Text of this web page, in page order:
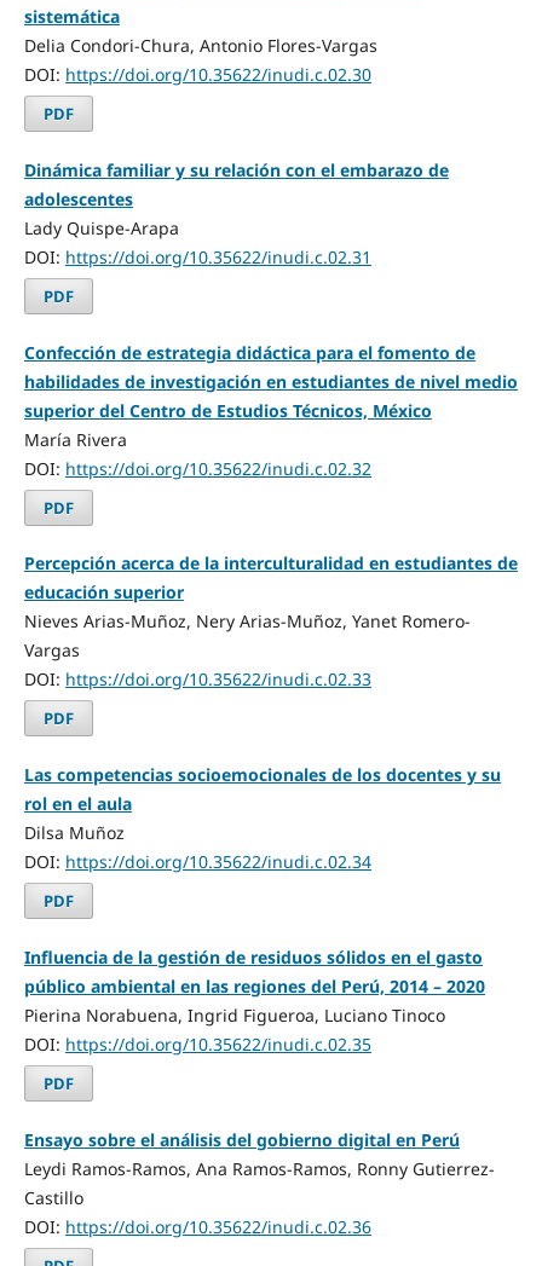
sistemática
Delia Condori-Chura, Antonio Flores-Vargas
DOI: https://doi.org/10.35622/inudi.c.02.30
PDF
Dinámica familiar y su relación con el embarazo de
adolescentes
Lady Quispe-Arapa
DOI: https://doi.org/10.35622/inudi.c.02.31
PDF
Confección de estrategia didáctica para el fomento de
habilidades de investigación en estudiantes de nivel medio
superior del Centro de Estudios Técnicos, México
María Rivera
DOI: https://doi.org/10.35622/inudi.c.02.32
PDF
Percepción acerca de la interculturalidad en estudiantes de
educación superior
Nieves Arias-Muñoz, Nery Arias-Muñoz, Yanet Romero-
Vargas
DOI: https://doi.org/10.35622/inudi.c.02.33
PDF
Las competencias socioemocionales de los docentes y su
rol en el aula
Dilsa Muñoz
DOI: https://doi.org/10.35622/inudi.c.02.34
PDF
Influencia de la gestión de residuos sólidos en el gasto
público ambiental en las regiones del Perú, 2014 – 2020
Pierina Norabuena, Ingrid Figueroa, Luciano Tinoco
DOI: https://doi.org/10.35622/inudi.c.02.35
PDF
Ensayo sobre el análisis del gobierno digital en Perú
Leydi Ramos-Ramos, Ana Ramos-Ramos, Ronny Gutierrez-
Castillo
DOI: https://doi.org/10.35622/inudi.c.02.36